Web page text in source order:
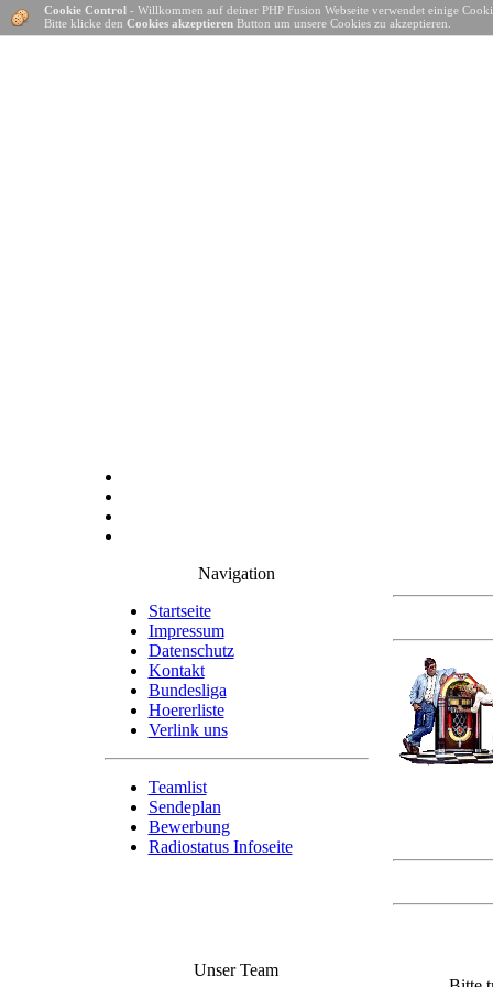
Navigation
Startseite
Impressum
Datenschutz
Kontakt
Bundesliga
Hoererliste
Verlink uns
Teamlist
Sendeplan
Bewerbung
Radiostatus Infoseite
Unser Team
Cookie Control - Willkommen auf deiner PHP Fusion Webseite verwendet einige
Bitte klicke den Cookies akzeptieren Button um unsere Cookies zu akzeptieren.